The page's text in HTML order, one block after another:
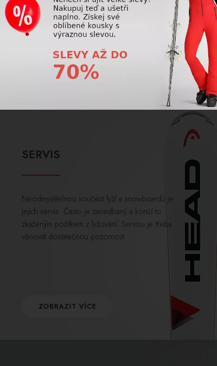
ZOBRAZIT VÍCE
SERVIS
Neodmyslitelnou součástí lyží a snowboardů je
jejich servis. Často je zanedbaný a končí to
zkaženým požitkem z lyžování. Servisu je třeba
věnovat dostatečnou pozornost.
ZOBRAZIT VÍCE